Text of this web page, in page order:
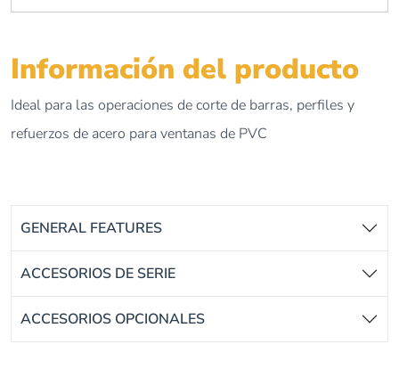
Información del producto
Ideal para las operaciones de corte de barras, perfiles y
refuerzos de acero para ventanas de PVC
GENERAL FEATURES
ACCESORIOS DE SERIE
ACCESORIOS OPCIONALES